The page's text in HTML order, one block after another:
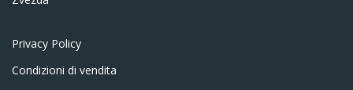
Privacy Policy
Condizioni di vendita